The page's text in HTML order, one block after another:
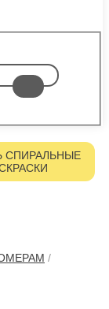
СПИРАЛЬНЫЕ
/